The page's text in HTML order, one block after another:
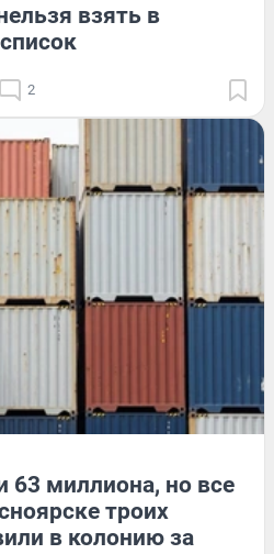
взять в
2
63 миллиона, но все
троих
в колонию за